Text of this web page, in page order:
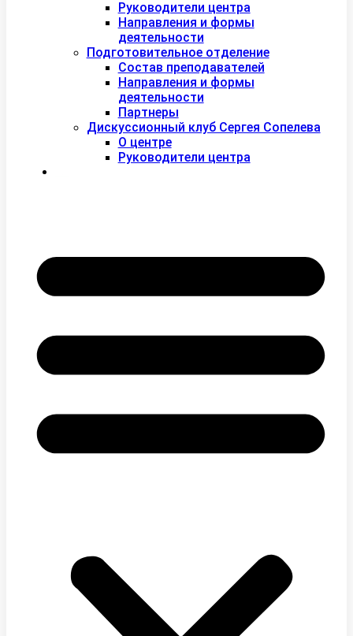
Руководители центра
Направления и формы
деятельности
Подготовительное отделение
Состав преподавателей
Направления и формы
деятельности
Партнеры
Дискуссионный клуб Сергея Сопелева
О центре
Руководители центра